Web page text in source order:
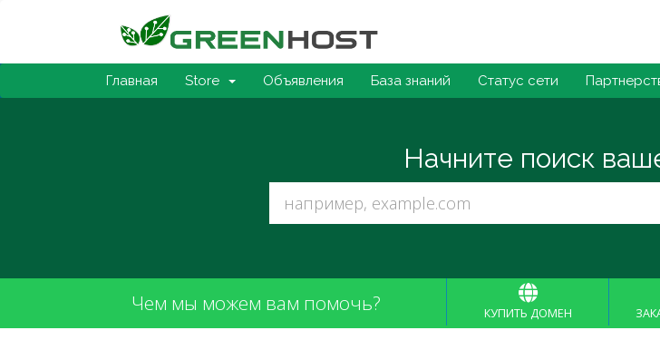
Главная Store Объявления База знаний Статус сети
Начните поиск
Чем мы можем вам помочь? КУПИТЬ ДОМЕН